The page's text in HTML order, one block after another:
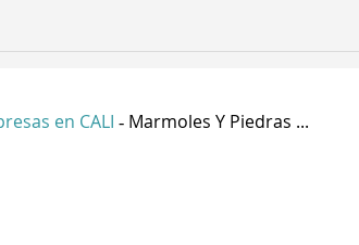
en CALI - Marmoles Y Piedras ...